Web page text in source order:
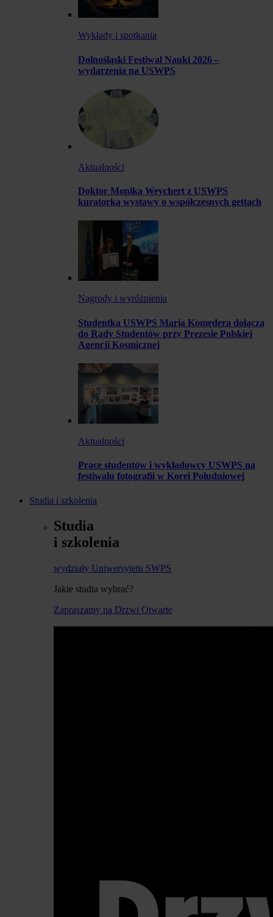
Wykłady i spotkania
Dolnośląski Festiwal Nauki 2026 –
wydarzenia na USWPS
Aktualności
Doktor Monika Weychert z USWPS
kuratorką wystawy o współczesnych gettach
Nagrody i wyróżnienia
Studentka USWPS Maria Komędera dołącza
do Rady Studentów przy Prezesie Polskiej
Agencji Kosmicznej
Aktualności
Prace studentów i wykładowcy USWPS na
festiwalu fotografii w Korei Południowej
Studia i szkolenia
Studia
i szkolenia
wydziały Uniwersytetu SWPS
Jakie studia wybrać?
Zapraszamy na Drzwi Otwarte